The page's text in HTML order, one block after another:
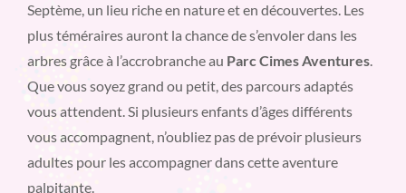
Septème, un lieu riche en nature et en découvertes. Les
plus téméraires auront la chance de s’envoler dans les
arbres grâce à l’accrobranche au Parc Cimes Aventures.
Que vous soyez grand ou petit, des parcours adaptés
vous attendent. Si plusieurs enfants d’âges différents
vous accompagnent, n’oubliez pas de prévoir plusieurs
adultes pour les accompagner dans cette aventure
palpitante.